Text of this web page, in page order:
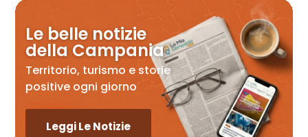
Le belle notizie
della Campania
Territorio, turismo e storie
positive ogni giorno
Leggi Le Notizie